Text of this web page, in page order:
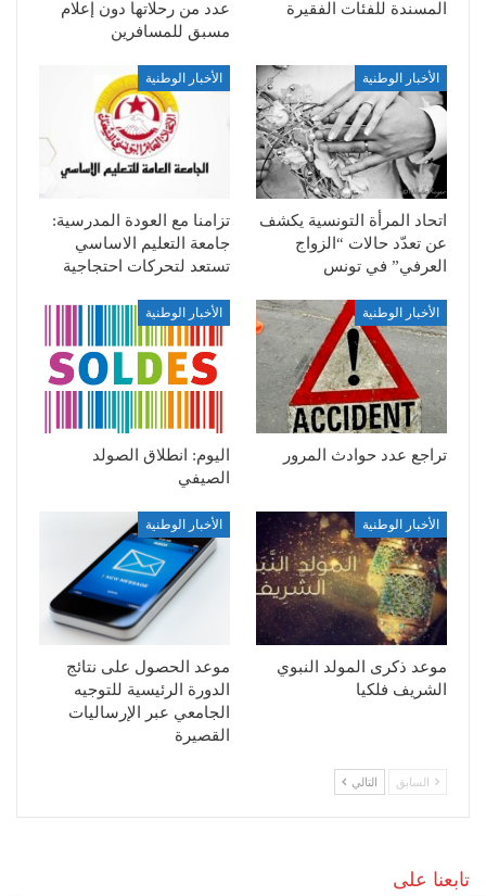
المسندة للفئات الفقيرة
عدد من رحلاتها دون إعلام
مسبق للمسافرين
الأخبار الوطنية
اتحاد المرأة التونسية يكشف
عن تعدّد حالات “الزواج
العرفي” في تونس
الأخبار الوطنية
تزامنا مع العودة المدرسية:
جامعة التعليم الاساسي
تستعد لتحركات احتجاجية
الأخبار الوطنية
تراجع عدد حوادث المرور
الأخبار الوطنية
اليوم: انطلاق الصولد
الصيفي
الأخبار الوطنية
موعد ذكرى المولد النبوي
الشريف فلكيا
الأخبار الوطنية
موعد الحصول على نتائج
الدورة الرئيسية للتوجيه
الجامعي عبر الإرساليات
القصيرة
السابق التالي
تابعنا على